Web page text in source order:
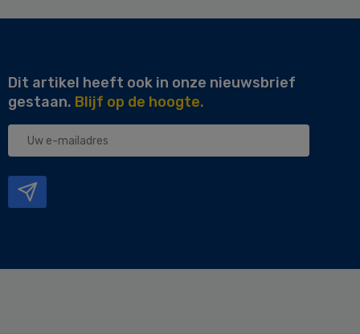
Dit artikel heeft ook in onze nieuwsbrief
gestaan. Blijf op de hoogte.
Uw